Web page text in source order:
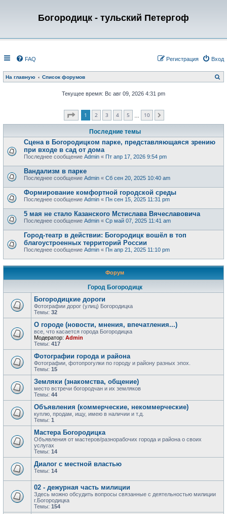
Богородицк - тульский Петергоф
FAQ Вход
Регистрация
На главную Список форумов
о
Текущее время: Вс авг 09, 2026 4:31 pm
Страница из
1 2 3 4 5 10
Последние темы
Сцена в Богородицком парке, представляющаяся зрению
при входе в сад от дома
Последнее сообщение Admin « Пт апр 17, 2026 9:54 pm
Вандализм в парке
Последнее сообщение Admin « Сб сен 20, 2025 10:40 am
Формирование комфортной городской среды
Последнее сообщение Admin « Пн сен 15, 2025 11:31 pm
5 мая не стало Казанского Мстислава Вячеславовича
Последнее сообщение Admin « Ср май 07, 2025 11:41 am
Город-театр в действии: Богородицк вошёл в топ
благоустроенных территорий России
Последнее сообщение Admin « Пн апр 21, 2025 11:10 pm
Форум
Город Богородицк
Богородицкие дороги
Фотографии дорог (улиц) Богородицка
Темы: 32
О городе (новости, мнения, впечатления...)
все, что касается города Богородицка
Модератор: Admin
Темы: 417
Фотографии города и района
Фотографии, фотопрогулки по городу и району разных эпох.
Темы: 15
Земляки (знакомства, общение)
место встречи богородчан и их земляков
Темы: 44
Объявления (коммерческие, некоммерческие)
куплю, продам, ищу, имею в наличии и т.д.
Темы: 1
Мастера Богородицка
Объявления от мастеров/разнорабочих города и района о своих
услугах
Темы: 14
Диалог с местной властью
Темы: 14
02 - дежурная часть милиции
Здесь можно обсудить вопросы связанные с деятельностью милиции
г.Богородицка
Темы: 154